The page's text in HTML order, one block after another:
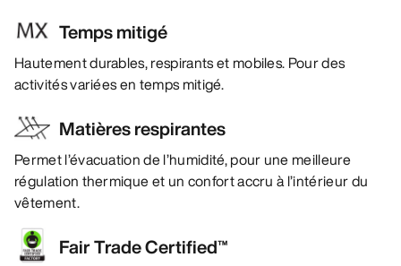
Temps mitigé
Hautement durables, respirants et mobiles. Pour des
activités variées en temps mitigé.
Matières respirantes
Permet l’évacuation de l’humidité, pour une meilleure
régulation thermique et un confort accru à l’intérieur du
vêtement.
Fair Trade Certified™